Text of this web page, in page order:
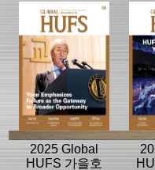
2025 Global
HUFS 가을호